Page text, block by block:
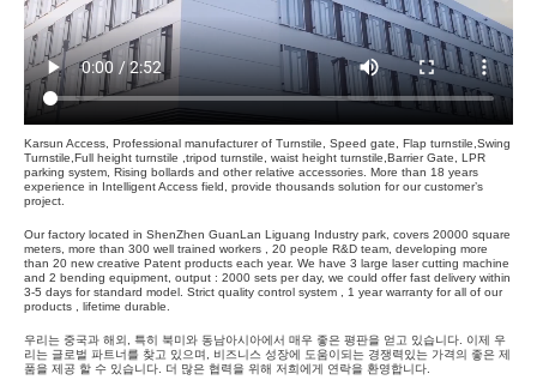
Karsun Access, Professional manufacturer of Turnstile, Speed gate, Flap turnstile,Swing
Turnstile,Full height turnstile ,tripod turnstile, waist height turnstile,Barrier Gate, LPR
parking system, Rising bollards and other relative accessories. More than 18 years
experience in Intelligent Access field, provide thousands solution for our customer’s
project.
Our factory located in ShenZhen GuanLan Liguang Industry park, covers 20000 square
meters, more than 300 well trained workers , 20 people R&D team, developing more
than 20 new creative Patent products each year. We have 3 large laser cutting machine
and 2 bending equipment, output : 2000 sets per day, we could offer fast delivery within
3-5 days for standard model. Strict quality control system , 1 year warranty for all of our
products , lifetime durable.
우리는 중국과 해외, 특히 북미와 동남아시아에서 매우 좋은 평판을 얻고 있습니다. 이제 우
리는 글로벌 파트너를 찾고 있으며, 비즈니스 성장에 도움이되는 경쟁력있는 가격의 좋은 제
품을 제공 할 수 있습니다. 더 많은 협력을 위해 저희에게 연락을 환영합니다.